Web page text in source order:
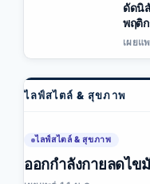
ดัดนิ
พฤติ
เผยแ
ไลฟ์สไตล์ & สุขภาพ
ไลฟ์สไตล์ & สุขภาพ
ออกกำลังกายลดไ